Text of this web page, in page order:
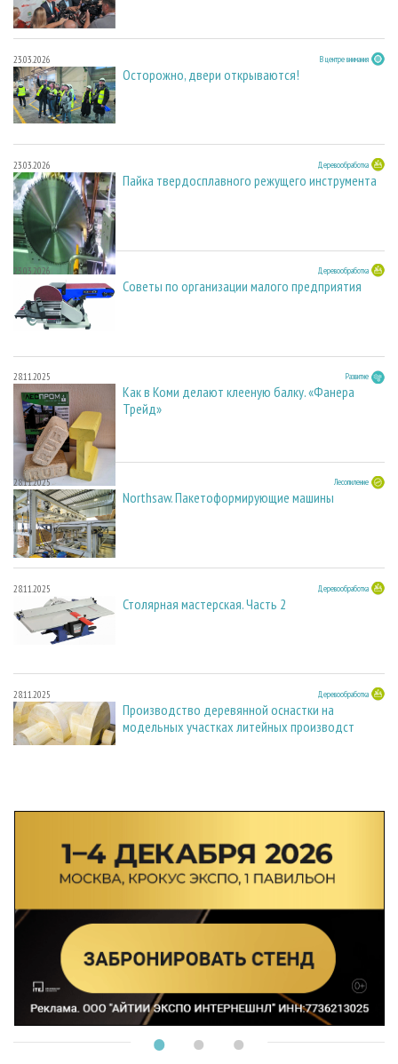
23.03.2026 В центре внимания
Осторожно, двери открываются!
23.03.2026 Деревообработка
Пайка твердосплавного режущего инструмента
23.03.2026 Деревообработка
Советы по организации малого предприятия
28.11.2025 Развитие
Как в Коми делают клееную балку. «Фанера
Трейд»
28.11.2025 Лесопиление
Northsaw. Пакетоформирующие машины
28.11.2025 Деревообработка
Столярная мастерская. Часть 2
28.11.2025 Деревообработка
Производство деревянной оснастки на
модельных участках литейных производст